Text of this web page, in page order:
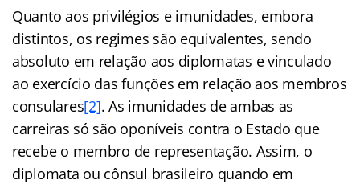
Quanto aos privilégios e imunidades, embora
distintos, os regimes são equivalentes, sendo
absoluto em relação aos diplomatas e vinculado
ao exercício das funções em relação aos membros
consulares[2]. As imunidades de ambas as
carreiras só são oponíveis contra o Estado que
recebe o membro de representação. Assim, o
diplomata ou cônsul brasileiro quando em